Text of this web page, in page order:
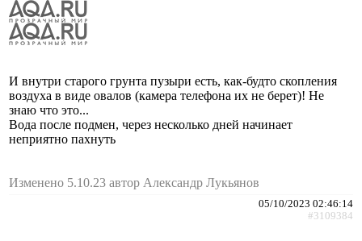
И внутри старого грунта пузыри есть, как-будто скопления
воздуха в виде овалов (камера телефона их не берет)! Не
знаю что это...
Вода после подмен, через несколько дней начинает
неприятно пахнуть
Изменено 5.10.23 автор Александр Лукьянов
05/10/2023 02:46:14
#3109384